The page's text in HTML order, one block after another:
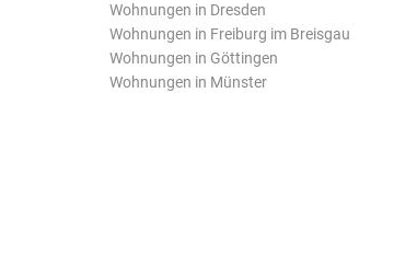
Wohnungen in Dresden
Wohnungen in Freiburg im Breisgau
Wohnungen in Göttingen
Wohnungen in Münster